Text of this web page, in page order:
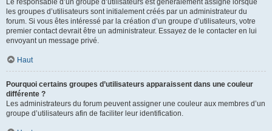
Le responsable d’un groupe d’utilisateurs est généralement assigné lorsque
les groupes d’utilisateurs sont initialement créés par un administrateur du
forum. Si vous êtes intéressé par la création d’un groupe d’utilisateurs, votre
premier contact devrait être un administrateur. Essayez de le contacter en lui
envoyant un message privé.
Haut
Pourquoi certains groupes d’utilisateurs apparaissent dans une couleur
différente ?
Les administrateurs du forum peuvent assigner une couleur aux membres d’un
groupe d’utilisateurs afin de faciliter leur identification.